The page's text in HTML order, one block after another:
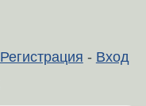
Регистрация - Вход